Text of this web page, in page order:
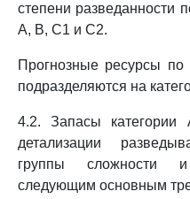
степени разведанности
A, B, C1 и C2.
Прогнозные ресурсы по
подразделяются на
4.2. Запасы категории
детализации
группы сложности
следующим основным